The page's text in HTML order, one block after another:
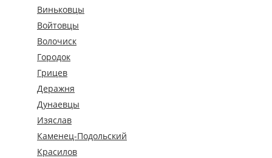
Виньковцы
Войтовцы
Волочиск
Городок
Грицев
Деражня
Дунаевцы
Изяслав
Каменец-Подольский
Красилов